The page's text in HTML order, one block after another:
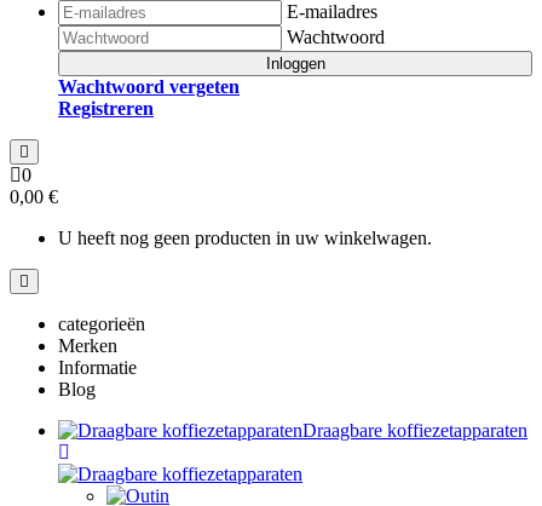
E-mailadres
Wachtwoord
Inloggen
Wachtwoord vergeten
Registreren
0
0,00 €
U heeft nog geen producten in uw winkelwagen.
categorieën
Merken
Informatie
Blog
Draagbare koffiezetapparaten